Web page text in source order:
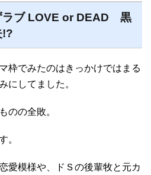
ラブ LOVE or DEAD 黒
!?
枠でみたのはきっかけではまる
にしてました。
のの全敗。
。
愛模様や、ドＳの後輩牧と元カ